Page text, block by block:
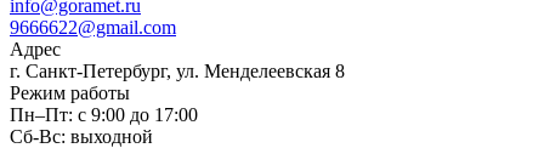
info@goramet.ru
9666622@gmail.com
Адрес
г. Санкт-Петербург, ул. Менделеевская 8
Режим работы
Пн–Пт: с 9:00 до 17:00
Сб-Вс: выходной